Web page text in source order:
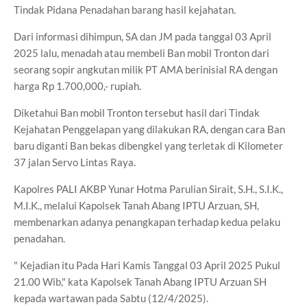
Tindak Pidana Penadahan barang hasil kejahatan.
Dari informasi dihimpun, SA dan JM pada tanggal 03 April
2025 lalu, menadah atau membeli Ban mobil Tronton dari
seorang sopir angkutan milik PT AMA berinisial RA dengan
harga Rp 1.700,000,- rupiah.
Diketahui Ban mobil Tronton tersebut hasil dari Tindak
Kejahatan Penggelapan yang dilakukan RA, dengan cara Ban
baru diganti Ban bekas dibengkel yang terletak di Kilometer
37 jalan Servo Lintas Raya.
Kapolres PALI AKBP Yunar Hotma Parulian Sirait, S.H., S.I.K.,
M.I.K., melalui Kapolsek Tanah Abang IPTU Arzuan, SH,
membenarkan adanya penangkapan terhadap kedua pelaku
penadahan.
" Kejadian itu Pada Hari Kamis Tanggal 03 April 2025 Pukul
21.00 Wib," kata Kapolsek Tanah Abang IPTU Arzuan SH
kepada wartawan pada Sabtu (12/4/2025).